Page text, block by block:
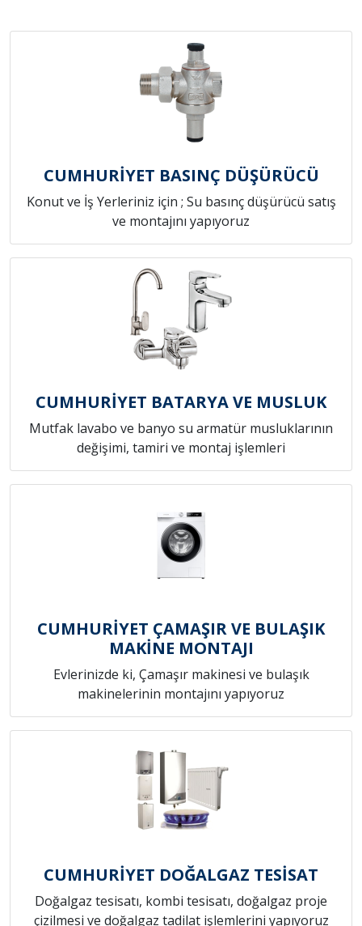
CUMHURİYET BASINÇ DÜŞÜRÜCÜ
Konut ve İş Yerleriniz için ; Su basınç düşürücü satış
ve montajını yapıyoruz
CUMHURİYET BATARYA VE MUSLUK
Mutfak lavabo ve banyo su armatür musluklarının
değişimi, tamiri ve montaj işlemleri
CUMHURİYET ÇAMAŞIR VE BULAŞIK
MAKİNE MONTAJI
Evlerinizde ki, Çamaşır makinesi ve bulaşık
makinelerinin montajını yapıyoruz
CUMHURİYET DOĞALGAZ TESİSAT
Doğalgaz tesisatı, kombi tesisatı, doğalgaz proje
çizilmesi ve doğalgaz tadilat işlemlerini yapıyoruz